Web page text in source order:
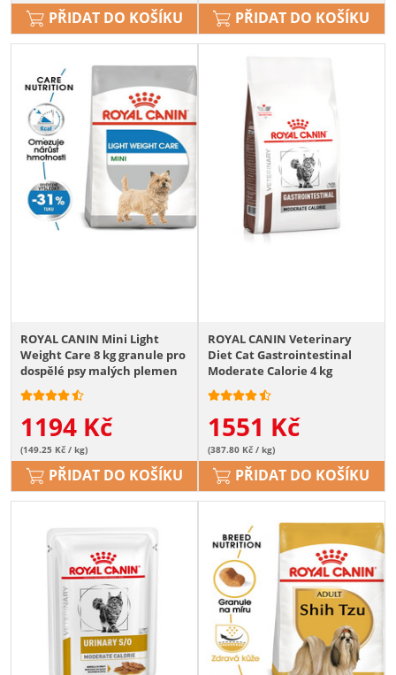
PŘIDAT DO KOŠÍKU PŘIDAT DO KOŠÍKU
ROYAL CANIN Mini Light
Weight Care 8 kg granule pro
dospělé psy malých plemen
se sklonem k nadváze
1194 Kč
(149.25 Kč / kg)
PŘIDAT DO KOŠÍKU
ROYAL CANIN Veterinary
Diet Cat Gastrointestinal
Moderate Calorie 4 kg
1551 Kč
(387.80 Kč / kg)
PŘIDAT DO KOŠÍKU